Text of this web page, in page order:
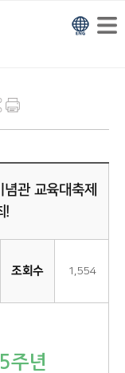
관 교육대축제
!
조회수 1,554
주년